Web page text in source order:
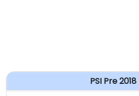
PSI Pre 2018